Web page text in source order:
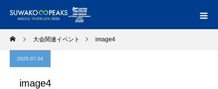
大会関連イベント image4
2025.07.04
image4